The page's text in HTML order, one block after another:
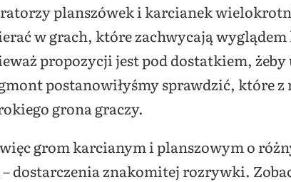
planszówek i karcianek
w grach, które zachwycają wyglądem
propozycji jest pod dostatkiem,
postanowiłyśmy sprawdzić, które z
grona graczy.
grom karcianym i planszowym o
dostarczenia znakomitej rozrywki.